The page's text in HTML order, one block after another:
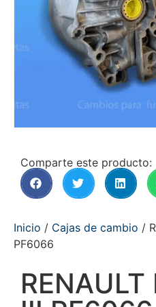
Comparte este producto:
Inicio / Cajas de cambio /
PF6066
RENAULT